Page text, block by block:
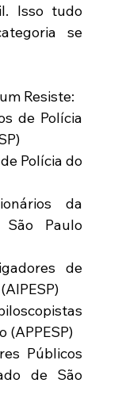
Isso tudo
se
Resiste:
Paulo
(APPESP)
de São